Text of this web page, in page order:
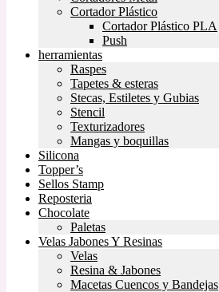
Cortador Plástico
Cortador Plástico PLA
Push
herramientas
Raspes
Tapetes & esteras
Stecas, Estiletes y Gubias
Stencil
Texturizadores
Mangas y boquillas
Silicona
Topper’s
Sellos Stamp
Reposteria
Chocolate
Paletas
Velas Jabones Y Resinas
Velas
Resina & Jabones
Macetas Cuencos y Bandejas